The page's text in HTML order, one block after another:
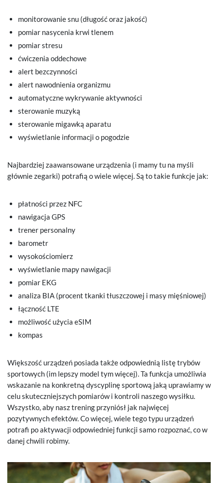
monitorowanie snu (długość oraz jakość)
pomiar nasycenia krwi tlenem
pomiar stresu
ćwiczenia oddechowe
alert bezczynności
alert nawodnienia organizmu
automatyczne wykrywanie aktywności
sterowanie muzyką
sterowanie migawką aparatu
wyświetlanie informacji o pogodzie
Najbardziej zaawansowane urządzenia (i mamy tu na myśli
głównie zegarki) potrafią o wiele więcej. Są to takie funkcje jak:
płatności przez NFC
nawigacja GPS
trener personalny
barometr
wysokościomierz
wyświetlanie mapy nawigacji
pomiar EKG
analiza BIA (procent tkanki tłuszczowej i masy mięśniowej)
łączność LTE
możliwość użycia eSIM
kompas
Większość urządzeń posiada także odpowiednią listę trybów
sportowych (im lepszy model tym więcej). Ta funkcja umożliwia
wskazanie na konkretną dyscyplinę sportową jaką uprawiamy w
celu skuteczniejszych pomiarów i kontroli naszego wysiłku.
Wszystko, aby nasz trening przyniósł jak najwięcej
pozytywnych efektów. Co więcej, wiele tego typu urządzeń
potrafi po aktywacji odpowiedniej funkcji samo rozpoznać, co w
danej chwili robimy.